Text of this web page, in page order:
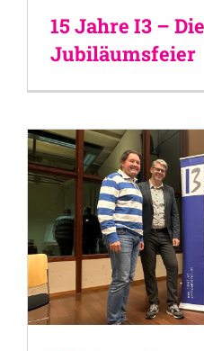
15 Jahre I3 – Die
Jubiläumsfeier